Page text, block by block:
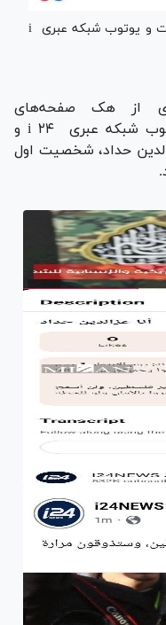
صفحه‌های فیس‌بوک، اینستاگرام، سایت و یوتوب شبکه عبری i
از هک صفحه‌های
فیس‌بوک، اینستاگرام، سایت و یوتوب شبکه عبری i ۲۴ و
حداد، شخصیت اول